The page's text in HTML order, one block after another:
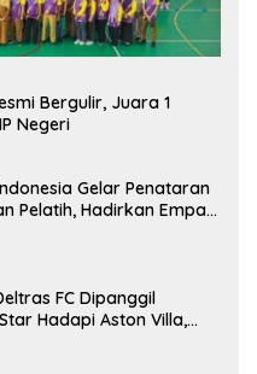
Bergulir, Juara 1
Negeri
Gelar Penataran
Pelatih, Hadirkan Empat
FC Dipanggil
Hadapi Aston Villa,